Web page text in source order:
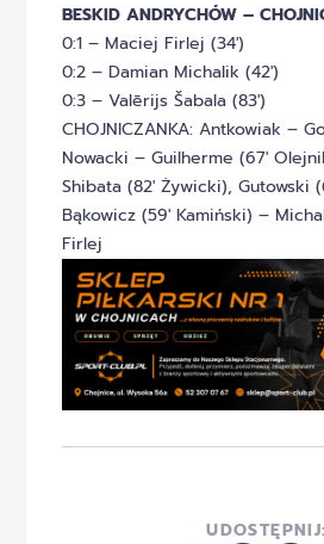
BESKID ANDRYCHÓW –
0:1 – Maciej Firlej (34′)
0:2 – Damian Michalik (42′)
0:3 – Valērijs Šabala (83′)
CHOJNICZANKA: Antkowiak –
Nowacki – Guilherme (67′
Shibata (82′ Żywicki), Gutowski
Bąkowicz (59′ Kamiński) –
Firlej
UDOSTĘPNIJ: